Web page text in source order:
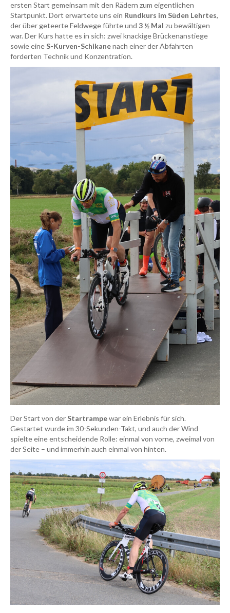
ersten Start gemeinsam mit den Rädern zum eigentlichen
Startpunkt. Dort erwartete uns ein Rundkurs im Süden Lehrtes,
der über geteerte Feldwege führte und 3 ½ Mal zu bewältigen
war. Der Kurs hatte es in sich: zwei knackige Brückenanstiege
sowie eineS-Kurven-Schikanenach einer der Abfahrten
forderten Technik und Konzentration.
Der Start von derStartrampewar ein Erlebnis für sich.
Gestartet wurde im 30-Sekunden-Takt, und auch der Wind
spielte eine entscheidende Rolle: einmal von vorne, zweimal von
der Seite – und immerhin auch einmal von hinten.